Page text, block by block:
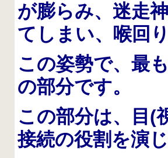
が膨らみ、迷走
て しまい、喉回
この姿勢で、最
の部分です。
この部分は、目(
接続の役割を演